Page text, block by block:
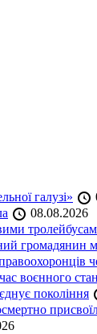
галузі»
08.08.2026
громадянин
воєнного
покоління